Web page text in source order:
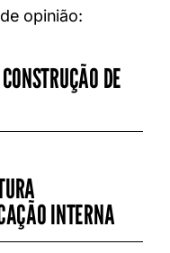
DE
INTERNA
opinião: